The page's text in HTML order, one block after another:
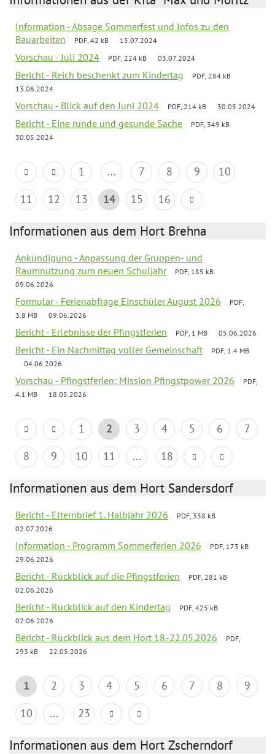
Information - Absage Sommerfest und Infos zu den
Bauarbeiten
PDF, 42 kB 15.07.2024
Vorschau - Juli 2024 PDF, 224 kB 03.07.2024
Bericht - Reich beschenkt zum Kindertag
PDF, 284 kB
13.06.2024
Vorschau - Blick auf den Juni 2024 PDF, 214 kB 30.05.2024
Bericht - Eine runde und gesunde Sache
PDF, 349 kB
30.05.2024
1 ... 7 8 9
10
11
12 13 14 15 16
Informationen aus dem Hort Brehna
Ankündigung - Anpassung der Gruppen- und
Raumnutzung zum neuen Schuljahr
PDF, 185 kB
09.06.2026
Formular - Ferienabfrage Einschüler August 2026
PDF,
3.8 MB
09.06.2026
Bericht - Erlebnisse der Pfingstferien PDF, 1 MB 05.06.2026
Bericht - Ein Nachmittag voller Gemeinschaft
PDF, 1.4 MB
04.06.2026
Vorschau - Pfingstferien: Mission Pfingstpower 2026
PDF,
4.1 MB
18.05.2026
1 2 3 4 5 6
7
8
9 10 11 ... 18
Informationen aus dem Hort Sandersdorf
Bericht - Elternbrief 1. Halbjahr 2026
PDF, 338 kB
02.07.2026
Information - Programm Sommerferien 2026
PDF, 173 kB
29.06.2026
Bericht - Rückblick auf die Pfingstferien
PDF, 281 kB
02.06.2026
Bericht - Rückblick auf den Kindertag
PDF, 425 kB
02.06.2026
Bericht - Rückblick aus dem Hort 18.-22.05.2026
PDF,
293 kB
22.05.2026
1 2 3 4 5 6 7 8
9
10
... 23
Informationen aus dem Hort Zscherndorf